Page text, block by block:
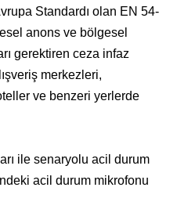
Standardı olan EN 54-
anons ve bölgesel
gerektiren ceza infaz
merkezleri,
ve benzeri yerlerde
ile senaryolu acil durum
acil durum mikrofonu